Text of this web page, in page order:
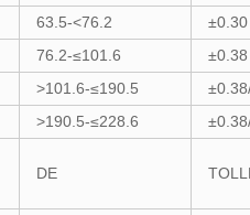
63.5-<76.2
±0.30
76.2-≤101.6
±0.38
>101.6-≤190.5
>190.5-≤228.6
DE